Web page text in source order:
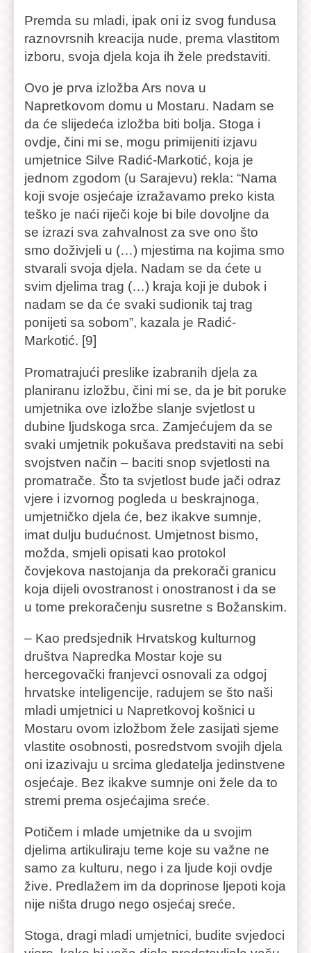
Premda su mladi, ipak oni iz svog fundusa
raznovrsnih kreacija nude, prema vlastitom
izboru, svoja djela koja ih žele predstaviti.
Ovo je prva izložba Ars nova u
Napretkovom domu u Mostaru. Nadam se
da će slijedeća izložba biti bolja. Stoga i
ovdje, čini mi se, mogu primijeniti izjavu
umjetnice Silve Radić-Markotić, koja je
jednom zgodom (u Sarajevu) rekla: “Nama
koji svoje osjećaje izražavamo preko kista
teško je naći riječi koje bi bile dovoljne da
se izrazi sva zahvalnost za sve ono što
smo doživjeli u (…) mjestima na kojima smo
stvarali svoja djela. Nadam se da ćete u
svim djelima trag (…) kraja koji je dubok i
nadam se da će svaki sudionik taj trag
ponijeti sa sobom”, kazala je Radić-
Markotić. [9]
Promatrajući preslike izabranih djela za
planiranu izložbu, čini mi se, da je bit poruke
umjetnika ove izložbe slanje svjetlost u
dubine ljudskoga srca. Zamjećujem da se
svaki umjetnik pokušava predstaviti na sebi
svojstven način – baciti snop svjetlosti na
promatrače. Što ta svjetlost bude jači odraz
vjere i izvornog pogleda u beskrajnoga,
umjetničko djela će, bez ikakve sumnje,
imat dulju budućnost. Umjetnost bismo,
možda, smjeli opisati kao protokol
čovjekova nastojanja da prekorači granicu
koja dijeli ovostranost i onostranost i da se
u tome prekoračenju susretne s Božanskim.
– Kao predsjednik Hrvatskog kulturnog
društva Napredka Mostar koje su
hercegovački franjevci osnovali za odgoj
hrvatske inteligencije, radujem se što naši
mladi umjetnici u Napretkovoj košnici u
Mostaru ovom izložbom žele zasijati sjeme
vlastite osobnosti, posredstvom svojih djela
oni izazivaju u srcima gledatelja jedinstvene
osjećaje. Bez ikakve sumnje oni žele da to
stremi prema osjećajima sreće.
Potičem i mlade umjetnike da u svojim
djelima artikuliraju teme koje su važne ne
samo za kulturu, nego i za ljude koji ovdje
žive. Predlažem im da doprinose ljepoti koja
nije ništa drugo nego osjećaj sreće.
Stoga, dragi mladi umjetnici, budite svjedoci